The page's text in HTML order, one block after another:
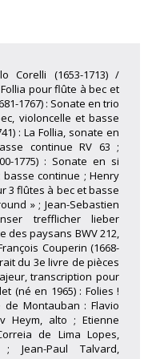
Corelli (1653-1713) /
Follia pour flûte à bec et
1767) : Sonate en trio
violoncelle et basse
: La Follia, sonate en
continue RV 63 ;
1775) : Sonate en si
continue ; Henry
3 flûtes à bec et basse
» ; Jean-Sebastien
trefflicher lieber
des paysans BWV 212,
Couperin (1668-
du 3e livre de pièces
transcription pour
(né en 1965) : Folies !
Montauban : Flavio
Heym, alto ; Etienne
de Lima Lopes,
Jean-Paul Talvard,